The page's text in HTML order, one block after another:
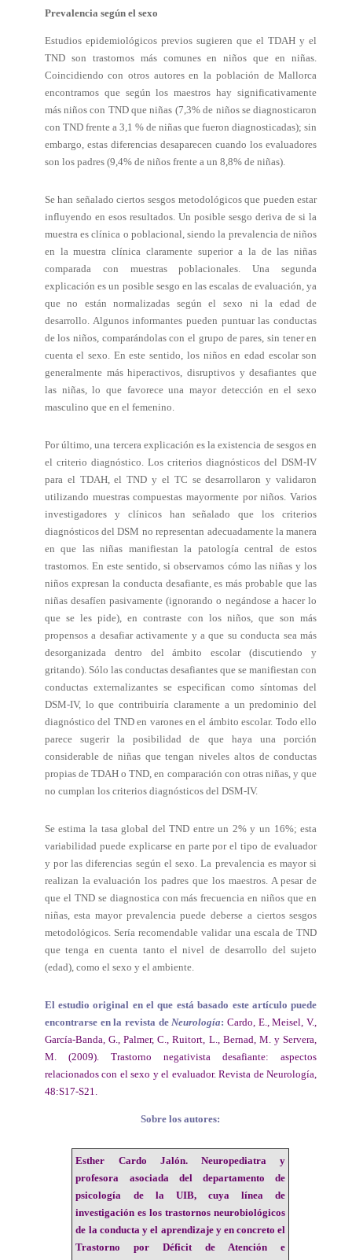
Prevalencia según el sexo
Estudios epidemiológicos previos sugieren que el TDAH y el
TND son trastornos más comunes en niños que en niñas.
Coincidiendo con otros autores en la población de Mallorca
encontramos que según los maestros hay significativamente
más niños con TND que niñas (7,3% de niños se diagnosticaron
con TND frente a 3,1 % de niñas que fueron diagnosticadas); sin
embargo, estas diferencias desaparecen cuando los evaluadores
son los padres (9,4% de niños frente a un 8,8% de niñas).
Se han señalado ciertos sesgos metodológicos que pueden estar
influyendo en esos resultados. Un posible sesgo deriva de si la
muestra es clínica o poblacional, siendo la prevalencia de niños
en la muestra clínica claramente superior a la de las niñas
comparada con muestras poblacionales. Una segunda
explicación es un posible sesgo en las escalas de evaluación, ya
que no están normalizadas según el sexo ni la edad de
desarrollo. Algunos informantes pueden puntuar las conductas
de los niños, comparándolas con el grupo de pares, sin tener en
cuenta el sexo. En este sentido, los niños en edad escolar son
generalmente más hiperactivos, disruptivos y desafiantes que
las niñas, lo que favorece una mayor detección en el sexo
masculino que en el femenino.
Por último, una tercera explicación es la existencia de sesgos en
el criterio diagnóstico. Los criterios diagnósticos del DSM-IV
para el TDAH, el TND y el TC se desarrollaron y validaron
utilizando muestras compuestas mayormente por niños. Varios
investigadores y clínicos han señalado que los criterios
diagnósticos del DSM no representan adecuadamente la manera
en que las niñas manifiestan la patología central de estos
trastornos. En este sentido, si observamos cómo las niñas y los
niños expresan la conducta desafiante, es más probable que las
niñas desafíen pasivamente (ignorando o negándose a hacer lo
que se les pide), en contraste con los niños, que son más
propensos a desafiar activamente y a que su conducta sea más
desorganizada dentro del ámbito escolar (discutiendo y
gritando). Sólo las conductas desafiantes que se manifiestan con
conductas externalizantes se especifican como síntomas del
DSM-IV, lo que contribuiría claramente a un predominio del
diagnóstico del TND en varones en el ámbito escolar. Todo ello
parece sugerir la posibilidad de que haya una porción
considerable de niñas que tengan niveles altos de conductas
propias de TDAH o TND, en comparación con otras niñas, y que
no cumplan los criterios diagnósticos del DSM-IV.
Se estima la tasa global del TND entre un 2% y un 16%; esta
variabilidad puede explicarse en parte por el tipo de evaluador
y por las diferencias según el sexo. La prevalencia es mayor si
realizan la evaluación los padres que los maestros. A pesar de
que el TND se diagnostica con más frecuencia en niños que en
niñas, esta mayor prevalencia puede deberse a ciertos sesgos
metodológicos. Sería recomendable validar una escala de TND
que tenga en cuenta tanto el nivel de desarrollo del sujeto
(edad), como el sexo y el ambiente.
El estudio original en el que está basado este artículo puede
encontrarse en la revista deNeurología:Cardo, E., Meisel, V.,
García-Banda, G., Palmer, C., Ruitort, L., Bernad, M. y Servera,
M. (2009). Trastorno negativista desafiante: aspectos
relacionados con el sexo y el evaluador. Revista de Neurología,
48:S17-S21.
Sobre los autores:
Esther Cardo Jalón.Neuropediatra y
profesora asociada del departamento de
psicología de la UIB, cuya línea de
investigación es los trastornos neurobiológicos
de la conducta y el aprendizaje y en concreto el
Trastorno por Déficit de Atención e